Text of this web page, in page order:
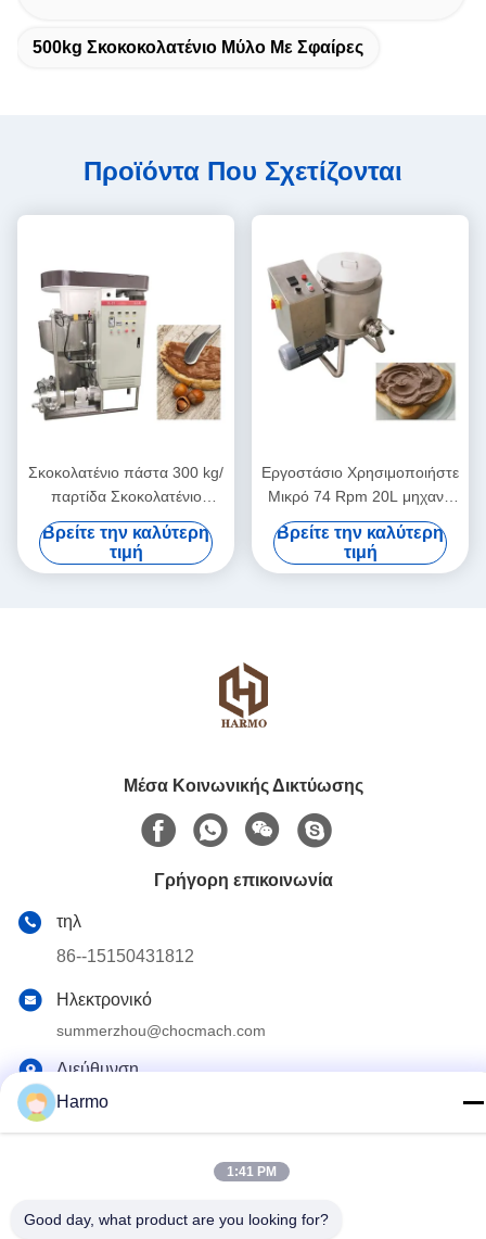
500kg Σκοκοκολατένιο Μύλο Με Σφαίρες
Προϊόντα Που Σχετίζονται
Σκοκολατένιο πάστα 300 kg/
παρτίδα Σκοκολατένιο
μπιχλινοτριβείο
Βρείτε την καλύτερη
τιμή
Εργοστάσιο Χρησιμοποιήστε
Μικρό 74 Rpm 20L μηχανή
διάχυσης σοκολάτας
Βρείτε την καλύτερη
τιμή
Μέσα Κοινωνικής Δικτύωσης
Γρήγορη επικοινωνία
τηλ
86--15150431812
Ηλεκτρονικό
summerzhou@chocmach.com
Διεύθυνση
5109# δρόμος Ανατολικής Λίμνης Τάι, Λινχού, περιοχή
Πολιτική απορρήτου|
Κίνα Καλό Ποιότητα Conche σοκολάτας μηχανή Προμηθευτής.
Harmo
1:41 PM
Good day, what product are you looking for?